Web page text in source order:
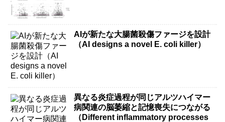
AIが新たな大腸菌殺傷ファージを設計
（AI designs a novel E. coli killer）
異なる炎症過程が同じアルツハイマー
病関連の脳萎縮と記憶喪失につながる
（Different inflammatory processes